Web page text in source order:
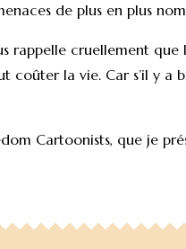
de plus en plus
rappelle cruellement
coûter la vie. Car s’il y a
Cartoonists, que je